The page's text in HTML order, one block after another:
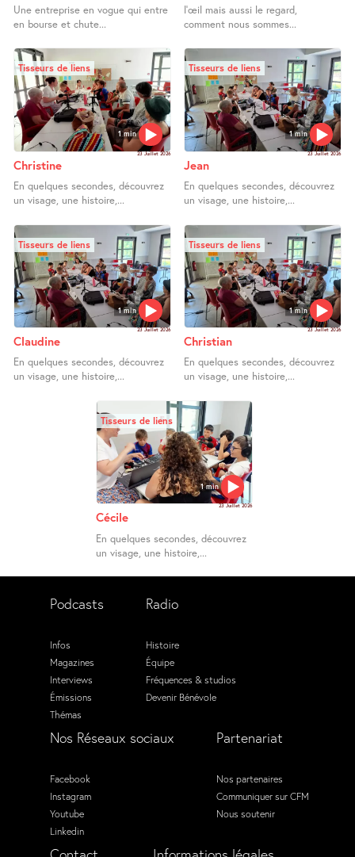
Une entreprise en vogue qui entre
en bourse et chute...
l’œil mais aussi le regard,
comment nous sommes...
1 min
Tisseurs de liens
23 Juillet 2026
Christine
En quelques secondes, découvrez
un visage, une histoire,...
1 min
Tisseurs de liens
23 Juillet 2026
Jean
En quelques secondes, découvrez
un visage, une histoire,...
1 min
Tisseurs de liens
23 Juillet 2026
Claudine
En quelques secondes, découvrez
un visage, une histoire,...
1 min
Tisseurs de liens
23 Juillet 2026
Christian
En quelques secondes, découvrez
un visage, une histoire,...
1 min
Tisseurs de liens
23 Juillet 2026
Cécile
En quelques secondes, découvrez
un visage, une histoire,...
Podcasts
Infos
Magazines
Interviews
Émissions
Thémas
Radio
Histoire
Équipe
Fréquences & studios
Devenir Bénévole
Nos Réseaux sociaux
Facebook
Instagram
Youtube
Linkedin
Partenariat
Nos partenaires
Communiquer sur CFM
Nous soutenir